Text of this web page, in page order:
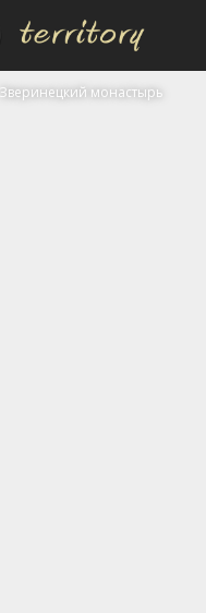
Зверинецкий монастырь